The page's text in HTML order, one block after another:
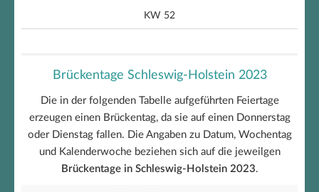
KW 52
Brückentage Schleswig-Holstein 2023
Die in der folgenden Tabelle aufgeführten Feiertage
erzeugen einen Brückentag, da sie auf einen Donnerstag
oder Dienstag fallen. Die Angaben zu Datum, Wochentag
und Kalenderwoche beziehen sich auf die jeweilgen
Brückentage in Schleswig-Holstein 2023.